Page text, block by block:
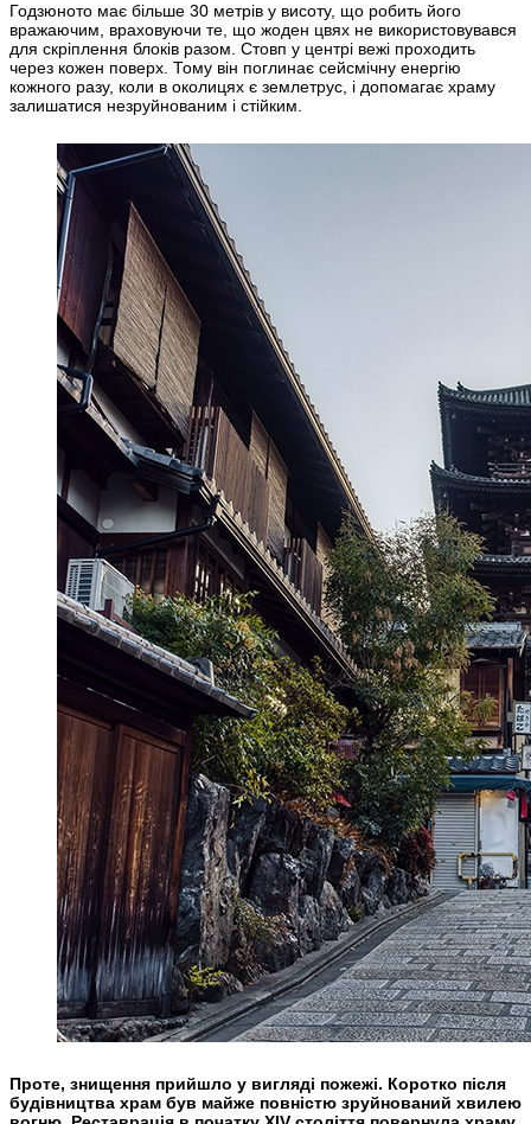
Годзюното має більше 30 метрів у висоту, що робить його
вражаючим, враховуючи те, що жоден цвях не використовувався
для скріплення блоків разом. Стовп у центрі вежі проходить
через кожен поверх. Тому він поглинає сейсмічну енергію
кожного разу, коли в околицях є землетрус, і допомагає храму
залишатися незруйнованим і стійким.
Проте, знищення прийшло у вигляді пожежі. Коротко після
будівництва храм був майже повністю зруйнований хвилею